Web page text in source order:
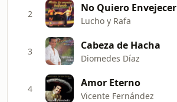
2 No Quiero Envejecer
Lucho y Rafa
3 Cabeza de Hacha
Diomedes Díaz
4 Amor Eterno
Vicente Fernández